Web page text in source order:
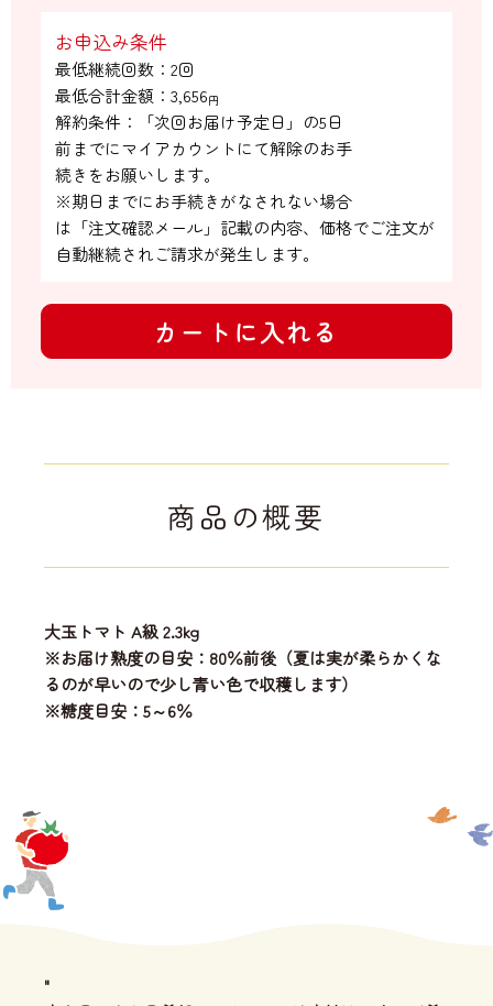
お申込み条件
最低継続回数：2回
最低合計金額： 3,656円
解約条件：「次回お届け予定日」の5日
前までにマイアカウントにて解除のお手
続きをお願いします。
※期日までにお手続きがなされない場合
は「注文確認メール」記載の内容、価格でご注文が
自動継続されご請求が発生します。
カートに入れる
商品の概要
大玉トマト A級 2.3kg
※お届け熟度の目安：80％前後（夏は実が柔らかくな
るのが早いので少し青い色で収穫します）
※糖度目安：5～6％
"